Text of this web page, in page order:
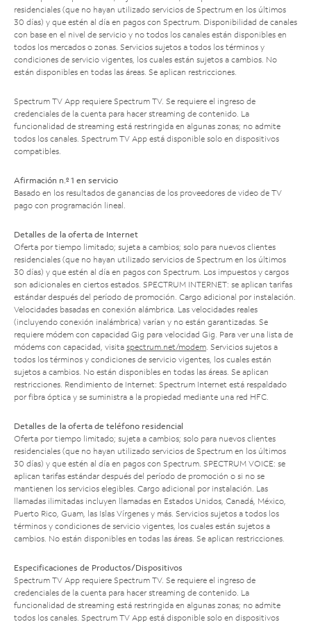
residenciales (que no hayan utilizado servicios de Spectrum en los últimos
30 días) y que estén al día en pagos con Spectrum. Disponibilidad de canales
con base en el nivel de servicio y no todos los canales están disponibles en
todos los mercados o zonas. Servicios sujetos a todos los términos y
condiciones de servicio vigentes, los cuales están sujetos a cambios. No
están disponibles en todas las áreas. Se aplican restricciones.
Spectrum TV App requiere Spectrum TV. Se requiere el ingreso de
credenciales de la cuenta para hacer streaming de contenido. La
funcionalidad de streaming está restringida en algunas zonas; no admite
todos los canales. Spectrum TV App está disponible solo en dispositivos
compatibles.
Afirmación n.º 1 en servicio
Basado en los resultados de ganancias de los proveedores de video de TV
pago con programación lineal.
Detalles de la oferta de Internet
Oferta por tiempo limitado; sujeta a cambios; solo para nuevos clientes
residenciales (que no hayan utilizado servicios de Spectrum en los últimos
30 días) y que estén al día en pagos con Spectrum. Los impuestos y cargos
son adicionales en ciertos estados. SPECTRUM INTERNET: se aplican tarifas
estándar después del período de promoción. Cargo adicional por instalación.
Velocidades basadas en conexión alámbrica. Las velocidades reales
(incluyendo conexión inalámbrica) varían y no están garantizadas. Se
requiere módem con capacidad Gig para velocidad Gig. Para ver una lista de
módems con capacidad, visita spectrum.net/modem. Servicios sujetos a
todos los términos y condiciones de servicio vigentes, los cuales están
sujetos a cambios. No están disponibles en todas las áreas. Se aplican
restricciones. Rendimiento de Internet: Spectrum Internet está respaldado
por fibra óptica y se suministra a la propiedad mediante una red HFC.
Detalles de la oferta de teléfono residencial
Oferta por tiempo limitado; sujeta a cambios; solo para nuevos clientes
residenciales (que no hayan utilizado servicios de Spectrum en los últimos
30 días) y que estén al día en pagos con Spectrum. SPECTRUM VOICE: se
aplican tarifas estándar después del período de promoción o si no se
mantienen los servicios elegibles. Cargo adicional por instalación. Las
llamadas ilimitadas incluyen llamadas en Estados Unidos, Canadá, México,
Puerto Rico, Guam, las Islas Vírgenes y más. Servicios sujetos a todos los
términos y condiciones de servicio vigentes, los cuales están sujetos a
cambios. No están disponibles en todas las áreas. Se aplican restricciones.
Especificaciones de Productos/Dispositivos
Spectrum TV App requiere Spectrum TV. Se requiere el ingreso de
credenciales de la cuenta para hacer streaming de contenido. La
funcionalidad de streaming está restringida en algunas zonas; no admite
todos los canales. Spectrum TV App está disponible solo en dispositivos